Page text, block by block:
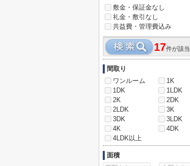
敷金・保証金なし
礼金・敷引なし
共益費・管理費込み
17件が該当
間取り
ワンルーム
1K
1DK
1LDK
2K
2DK
2LDK
3K
3DK
3LDK
4K
4DK
4LDK以上
面積